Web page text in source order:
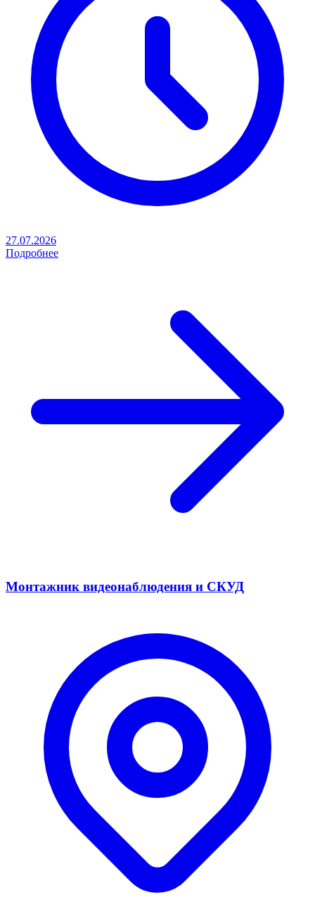
27.07.2026
Подробнее
Монтажник видеонаблюдения и СКУД